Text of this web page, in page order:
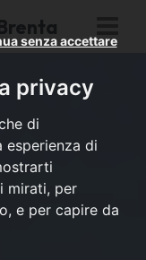
privacy
di
di
mirati, per
e per capire da
senza accettare